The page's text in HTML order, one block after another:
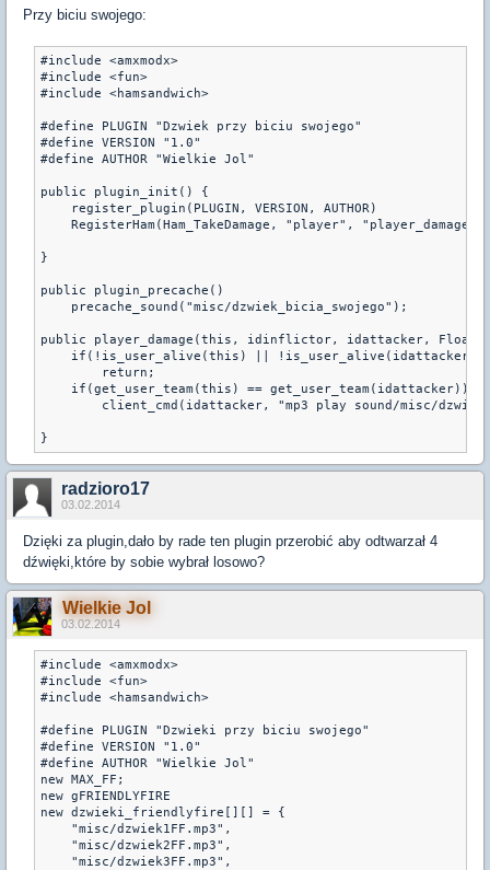
Przy biciu swojego:
#include <amxmodx>
#include <fun>
#include <hamsandwich>
#define PLUGIN "Dzwiek przy biciu swojego"
#define VERSION "1.0"
#define AUTHOR "Wielkie Jol"
public plugin_init() {
register_plugin(PLUGIN, VERSION, AUTHOR)
RegisterHam(Ham_TakeDamage, "player", "player_damage")
}
public plugin_precache()
precache_sound("misc/dzwiek_bicia_swojego");
public player_damage(this, idinflictor, idattacker,
if(!is_user_alive(this) || !is_user_alive(idattacker))
return;
if(get_user_team(this) == get_user_team(idattacker))
client_cmd(idattacker, "mp3 play sound/misc/
}
radzioro17
03.02.2014
Dzięki za plugin,dało by rade ten plugin przerobić aby odtwarzał 4
dźwięki,które by sobie wybrał losowo?
Wielkie Jol
03.02.2014
#include <amxmodx>
#include <fun>
#include <hamsandwich>
#define PLUGIN "Dzwieki przy biciu swojego"
#define VERSION "1.0"
#define AUTHOR "Wielkie Jol"
new MAX_FF;
new gFRIENDLYFIRE
new dzwieki_friendlyfire[][] = {
"misc/dzwiek1FF.mp3",
"misc/dzwiek2FF.mp3",
"misc/dzwiek3FF.mp3",